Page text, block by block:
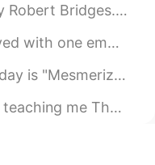
2020.01.21 05:17
2020.01.21 05:13
Part 2 of 3. We are almost there—o...
sailing throughout your entire l...
keep hold of someone's attention...
some more time to practice soon! 😊...